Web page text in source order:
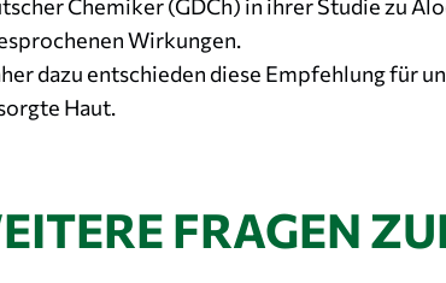
Chemiker (GDCh) in ihrer Studie zu
Wirkungen.
dazu entschieden diese Empfehlung für
Haut.
FRAGEN